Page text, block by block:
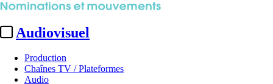
Audiovisuel
Production
Chaînes TV / Plateformes
Audio